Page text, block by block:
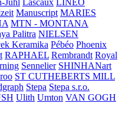
Juhl Lascaux LINEO
Manuscript MARIES
MTN - MONTANA
Palitra NIELSEN
Keramika Pébéo Phoenix
RAPHAEL Rembrandt Royal
Sennelier SHINHANart
ST CUTHEBERTS MILL
Stepa Stepa s.r.o.
Ulith Umton VAN GOGH